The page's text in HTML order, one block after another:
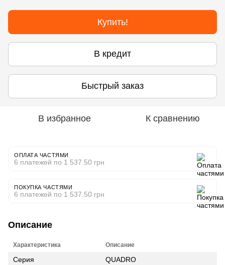
Купить!
В кредит
Быстрый заказ
В избранное К сравнению
ОПЛАТА ЧАСТЯМИ
6 платежей по 1 537.50 грн
ПОКУПКА ЧАСТЯМИ
6 платежей по 1 537.50 грн
Описание
Характеристика Описание
Серия
QUADRO